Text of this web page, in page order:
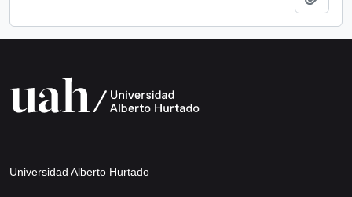
Universidad Alberto Hurtado